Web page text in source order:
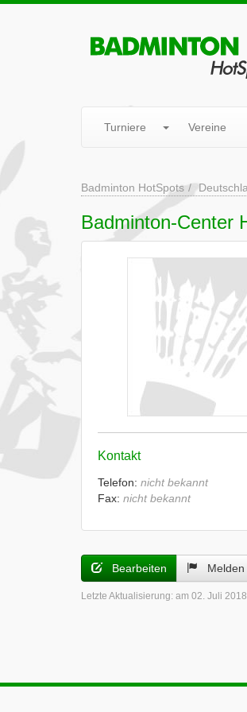
Turniere Vereine
Badminton HotSpots
Badminton-Center
Kontakt
Telefon: nicht bekannt
Fax: nicht bekannt
Bearbeiten Melden
Letzte Aktualisierung: am 02. Juli 2018